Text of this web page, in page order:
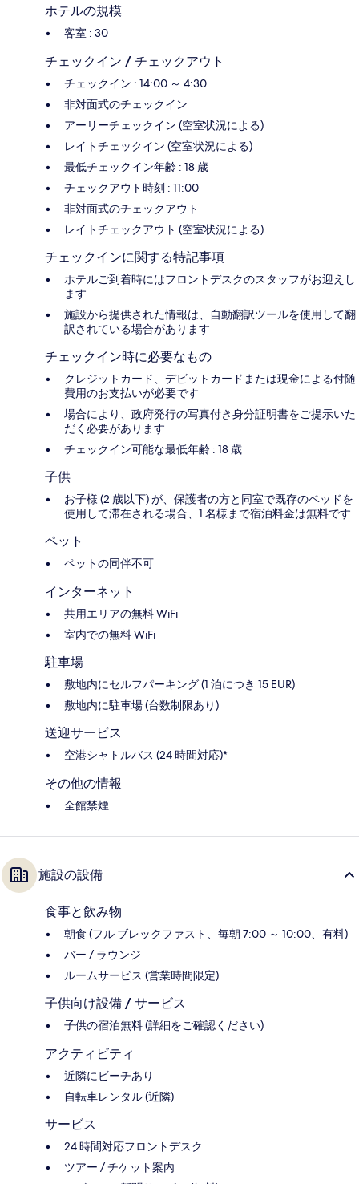
ホテルの規模
客室 : 30
チェックイン / チェックアウト
チェックイン : 14:00 ～ 4:30
非対面式のチェックイン
アーリーチェックイン (空室状況による)
レイトチェックイン (空室状況による)
最低チェックイン年齢 : 18 歳
チェックアウト時刻 : 11:00
非対面式のチェックアウト
レイトチェックアウト (空室状況による)
チェックインに関する特記事項
ホテルご到着時にはフロントデスクのスタッフがお迎えし
ます
施設から提供された情報は、自動翻訳ツールを使用して翻
訳されている場合があります
チェックイン時に必要なもの
クレジットカード、デビットカードまたは現金による付随
費用のお支払いが必要です
場合により、政府発行の写真付き身分証明書をご提示いた
だく必要があります
チェックイン可能な最低年齢 : 18 歳
子供
お子様 (2 歳以下) が、保護者の方と同室で既存のベッドを
使用して滞在される場合、1 名様まで宿泊料金は無料です
ペット
ペットの同伴不可
インターネット
共用エリアの無料 WiFi
室内での無料 WiFi
駐車場
敷地内にセルフパーキング (1 泊につき 15 EUR)
敷地内に駐車場 (台数制限あり)
送迎サービス
空港シャトルバス (24 時間対応)*
その他の情報
全館禁煙
施設の設備
食事と飲み物
朝食 (フル ブレックファスト、毎朝 7:00 ～ 10:00、有料)
バー / ラウンジ
ルームサービス (営業時間限定)
子供向け設備 / サービス
子供の宿泊無料 (詳細をご確認ください)
アクティビティ
近隣にビーチあり
自転車レンタル (近隣)
サービス
24 時間対応フロントデスク
ツアー / チケット案内